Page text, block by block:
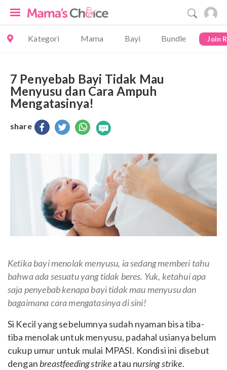
Kategori Mama Bayi Bundle Join
7 Penyebab Bayi Tidak Mau
Menyusu dan Cara Ampuh
Mengatasinya!
share
Ketika bayi menolak menyusu, ia sedang memberi tahu
bahwa ada sesuatu yang tidak beres. Yuk, ketahui apa
saja penyebab kenapa bayi tidak mau menyusu dan
bagaimana cara mengatasinya di sini!
Si Kecil yang sebelumnya sudah nyaman bisa tiba-
tiba menolak untuk menyusu, padahal usianya belum
cukup umur untuk mulai MPASI. Kondisi ini disebut
dengan breastfeeding strikeataunursing strike.